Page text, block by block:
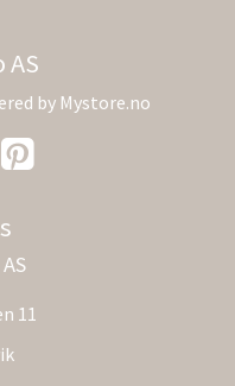
AS
by Mystore.no
11